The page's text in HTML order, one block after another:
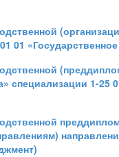
01
специализации 1-25